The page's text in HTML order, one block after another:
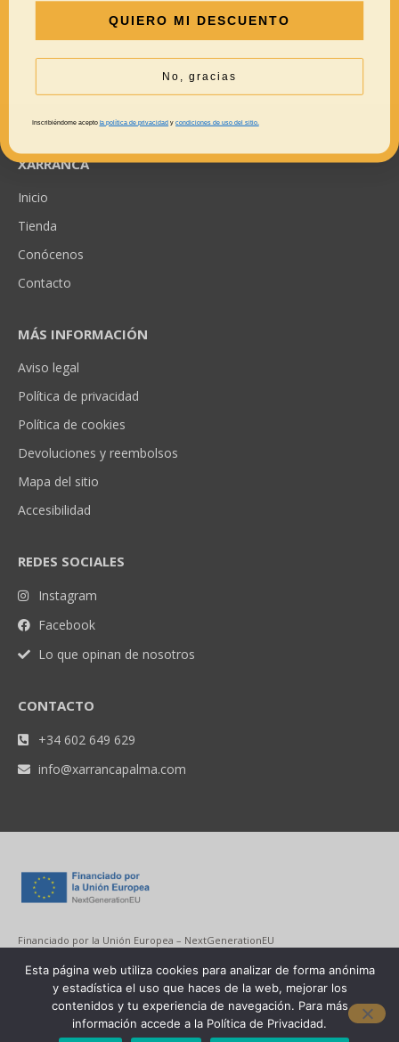
XARRANCA
Inicio
Tienda
Conócenos
Contacto
MÁS INFORMACIÓN
Aviso legal
Política de privacidad
Política de cookies
Devoluciones y reembolsos
Mapa del sitio
Accesibilidad
REDES SOCIALES
Instagram
Facebook
Lo que opinan de nosotros
CONTACTO
+34 602 649 629
info@xarrancapalma.com
Financiado por la Unión Europea – NextGenerationEU
Esta página web utiliza cookies para analizar de forma anónima
y estadística el uso que haces de la web, mejorar los
contenidos y tu experiencia de navegación. Para más
información accede a la Política de Privacidad.
QUIERO MI DESCUENTO
No, gracias
Inscribiéndome acepto la política de privacidad ycondiciones de uso del sitio.